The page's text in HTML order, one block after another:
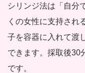
シリンジ法は「自分
くの女性に支持され
子を容器に入れて渡
できます。採取後30
です。